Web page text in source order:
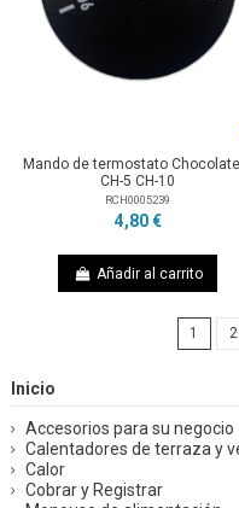
Mando de termostato
CH-5 CH-10
RCH0005239
4,80 €
Añadir al carrito
1 2
Inicio
Accesorios para su negocio
Calentadores de terraza y
Calor
Cobrar y Registrar